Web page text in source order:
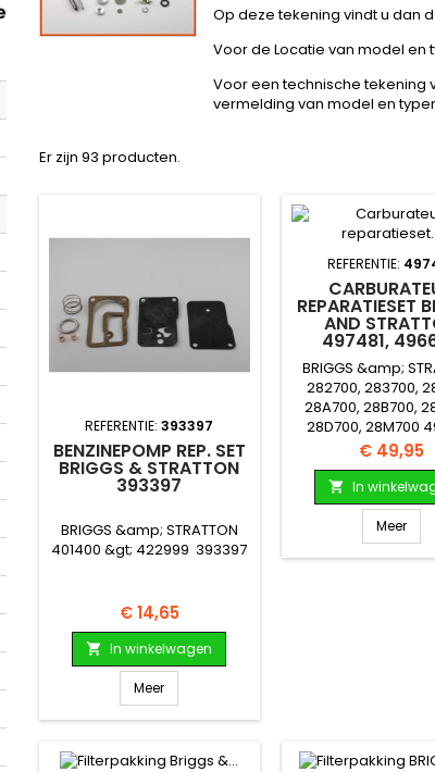
Op deze tekening vindt u dan
Voor de Locatie van model en
Voor een technische tekening
vermelding van model en
Er zijn 93 producten.
REFERENTIE:393397
BENZINEPOMP REP. SET
BRIGGS & STRATTON
393397
BRIGGS &amp; STRATTON
401400 &gt; 422999 393397
Prijs
€ 14,65
 In winkelwagen
Meer
REFERENTIE:
REPARATIESET
AND
497481,
BRIGGS &amp;
282700, 283700,
28A700, 28B700,
28D700, 28M700
496622
Prijs
€ 49,95
 In
Meer